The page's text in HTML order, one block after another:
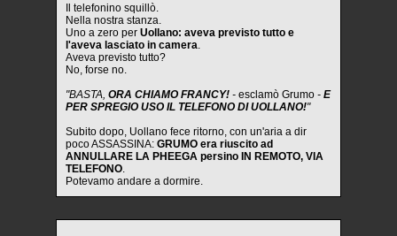
Il telefonino squillò.
Nella nostra stanza.
Uno a zero per Uollano: aveva previsto tutto e
l'aveva lasciato in camera.
Aveva previsto tutto?
No, forse no.
"BASTA, ORA CHIAMO FRANCY! - esclamò Grumo - E
PER SPREGIO USO IL TELEFONO DI UOLLANO!"
Subito dopo, Uollano fece ritorno, con un'aria a dir
poco ASSASSINA: GRUMO era riuscito ad
ANNULLARE LA PHEEGA persino IN REMOTO, VIA
TELEFONO.
Potevamo andare a dormire.